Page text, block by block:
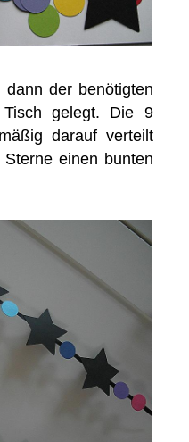
der benötigten
gelegt. Die 9
darauf verteilt
einen bunten